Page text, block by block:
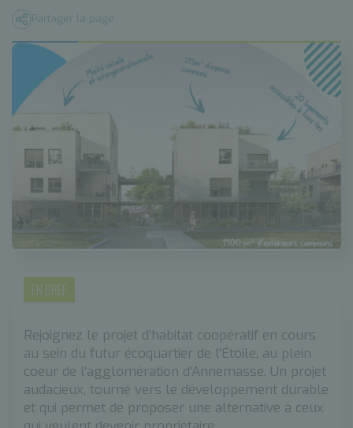
Partager la page
EN BREF
Rejoignez le projet d'habitat coopératif en cours
au sein du futur écoquartier de l'Étoile, au plein
coeur de l'agglomération d'Annemasse. Un projet
audacieux, tourné vers le développement durable
et qui permet de proposer une alternative à ceux